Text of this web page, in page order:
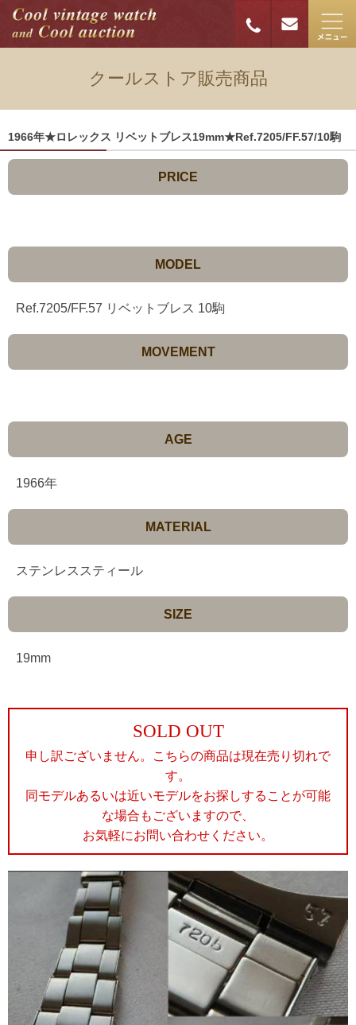
クールストア販売商品
1966年★ロレックス リベットブレス19mm★Ref.7205/FF.57/10駒
PRICE
MODEL
Ref.7205/FF.57 リベットブレス 10駒
MOVEMENT
AGE
1966年
MATERIAL
ステンレススティール
SIZE
19mm
SOLD OUT
申し訳ございません。こちらの商品は現在売り切れで
す。
同モデルあるいは近いモデルをお探しすることが可能
な場合もございますので、
お気軽にお問い合わせください。